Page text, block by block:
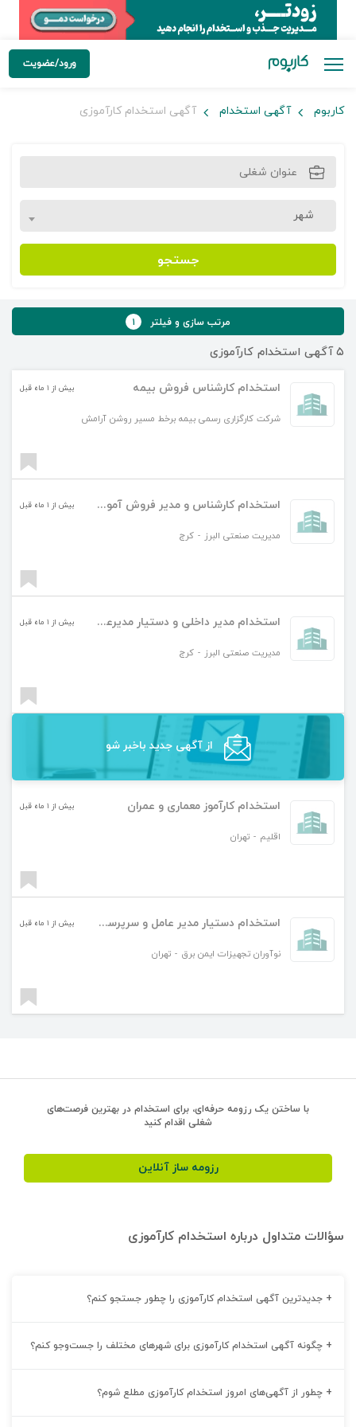
ورود/عضویت
کاربوم آگهی استخدام آگهی استخدام کارآموزی
شهر
جستجو
مرتب سازی و فیلتر ۱
۵آگهی استخدام کارآموزی
استخدام کارشناس فروش بیمه
شرکت کارگزاری رسمی بیمه برخط مسیر روشن آرامش
بیش از ۱ ماه قبل
استخدام کارشناس و مدیر فروش آموزش
مدیریت صنعتی البرز - کرج
بیش از ۱ ماه قبل
استخدام مدیر داخلی و دستیار مدیرعامل
مدیریت صنعتی البرز - کرج
بیش از ۱ ماه قبل
از آگهی‌ جدید باخبر شو
استخدام کارآموز معماری و عمران
اقلیم - تهران
بیش از ۱ ماه قبل
استخدام دستیار مدیر عامل و سرپرست عمومی دفتر
نوآوران تجهیزات ایمن برق - تهران
بیش از ۱ ماه قبل
با ساختن یک رزومه حرفه‌ای، برای استخدام در بهترین فرصت‌های
شغلی اقدام کنید
رزومه ساز آنلاین
سؤالات متداول درباره استخدام کارآموزی
+ جدیدترین آگهی استخدام کارآموزی را چطور جستجو کنم؟
+ چگونه آگهی استخدام کارآموزی برای شهرهای مختلف را جست‌و‌جو کنم؟
+ چطور از آگهی‌های امروز استخدام کارآموزی مطلع شوم؟